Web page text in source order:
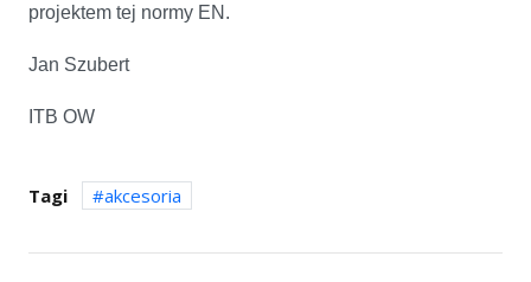
projektem tej normy EN.
Jan Szubert
ITB OW
Tagi akcesoria